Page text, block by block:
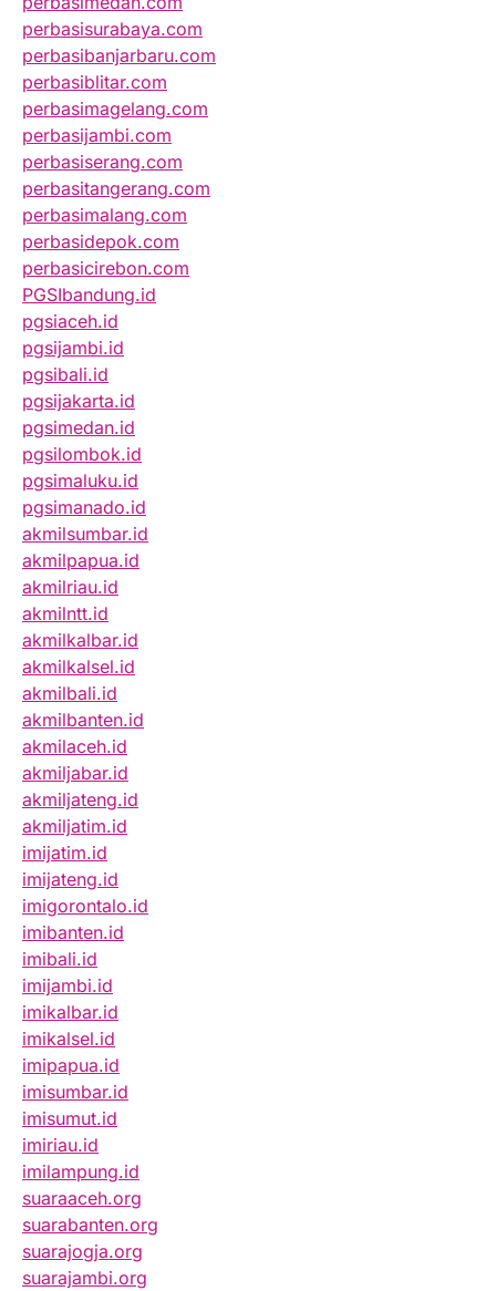
perbasisurabaya.com
perbasibanjarbaru.com
perbasiblitar.com
perbasimagelang.com
perbasijambi.com
perbasiserang.com
perbasitangerang.com
perbasimalang.com
perbasidepok.com
perbasicirebon.com
PGSIbandung.id
pgsiaceh.id
pgsijambi.id
pgsibali.id
pgsijakarta.id
pgsimedan.id
pgsilombok.id
pgsimaluku.id
pgsimanado.id
akmilsumbar.id
akmilpapua.id
akmilriau.id
akmilntt.id
akmilkalbar.id
akmilkalsel.id
akmilbali.id
akmilbanten.id
akmilaceh.id
akmiljabar.id
akmiljateng.id
akmiljatim.id
imijatim.id
imijateng.id
imigorontalo.id
imibanten.id
imibali.id
imijambi.id
imikalbar.id
imikalsel.id
imipapua.id
imisumbar.id
imisumut.id
imiriau.id
imilampung.id
suaraaceh.org
suarabanten.org
suarajogja.org
suarajambi.org